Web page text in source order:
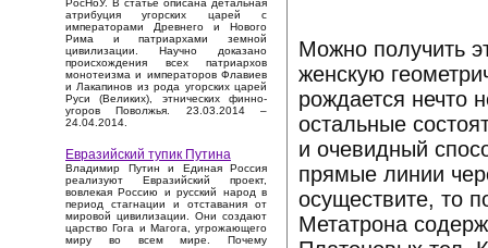
РосНоУ. В статье описана детальная
атрибуция угорских царей с
императорами Древнего и Нового
Рима и патриархами земной
цивилизации. Научно доказано
происхождения всех патриархов
монотеизма и императоров Флавиев
и Лакапинов из рода угорских царей
Руси (Великих), этнических финно-
угоров Поволжья. 23.03.2014 –
24.04.2014.
Евразийский тупик Путина
Владимир Путин и Единая Россия
реализуют Евразийский проект,
вовлекая Россию и русский народ в
период стагнации и отставания от
мировой цивилизации. Они создают
царство Гога и Магога, угрожающего
миру во всем мире. Почему
Можно получить
женскую
рождается нечто
остальные
и очевидный
прямые линии
осуществите, то
Метатрона